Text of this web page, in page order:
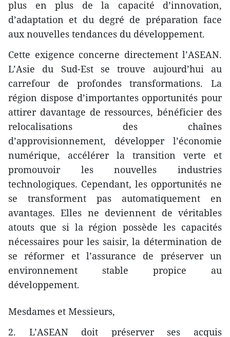
plus en plus de la capacité d’innovation,
d’adaptation et du degré de préparation face
aux nouvelles tendances du développement.
Cette exigence concerne directement l’ASEAN.
L’Asie du Sud-Est se trouve aujourd’hui au
carrefour de profondes transformations. La
région dispose d’importantes opportunités pour
attirer davantage de ressources, bénéficier des
relocalisations des chaînes
d’approvisionnement, développer l’économie
numérique, accélérer la transition verte et
promouvoir les nouvelles industries
technologiques. Cependant, les opportunités ne
se transforment pas automatiquement en
avantages. Elles ne deviennent de véritables
atouts que si la région possède les capacités
nécessaires pour les saisir, la détermination de
se réformer et l’assurance de préserver un
environnement stable propice au
développement.
Mesdames et Messieurs,
2. L’ASEAN doit préserver ses acquis